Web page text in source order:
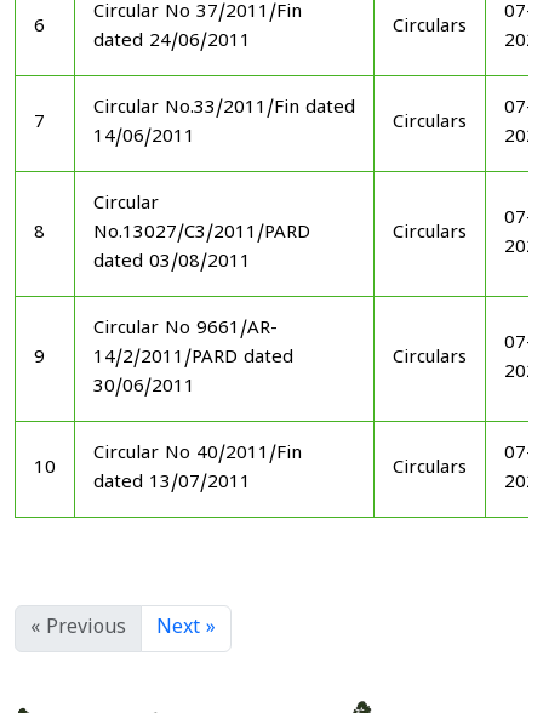
6
Circular No 37/2011/Fin
dated 24/06/2011
Circulars
07-
7
Circular No.33/2011/Fin dated
14/06/2011
Circulars
07-
8
Circular
No.13027/C3/2011/PARD
dated 03/08/2011
Circulars
07-
9
Circular No 9661/AR-
14/2/2011/PARD dated
30/06/2011
Circulars
07-
10
Circular No 40/2011/Fin
dated 13/07/2011
Circulars
07-
« Previous Next »